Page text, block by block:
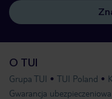
O TUI
Grupa TUI TUI Poland
Gwarancja ubezpieczeniowa